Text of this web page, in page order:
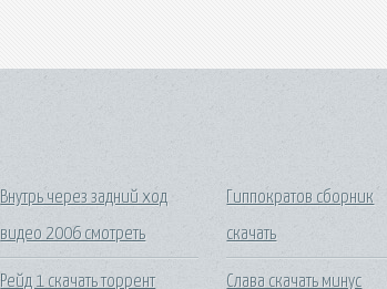
Внутрь через задний ход
видео 2006 смотреть
Рейд 1 скачать торрент
Гиппократов сборник
скачать
Слава скачать минус